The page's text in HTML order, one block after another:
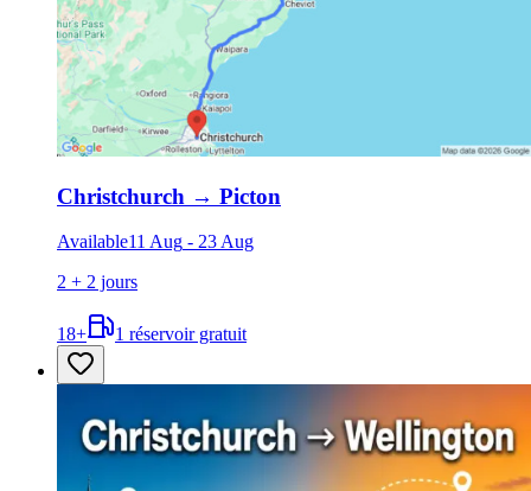
Christchurch → Picton
Available11 Aug - 23 Aug
2 + 2 jours
18+ 1 réservoir gratuit